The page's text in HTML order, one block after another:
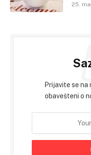
25.
Prijavite se na
obavešteni o